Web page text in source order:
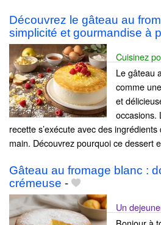
Découvrez le gâteau au
simplicité et gourmandise à
Cuisinez
Le gâteau
comme
et
occasions.
recette s’exécute avec des
main. Découvrez pourquoi ce dessert
Gâteau au fromage blanc :
crémeuse -
Un